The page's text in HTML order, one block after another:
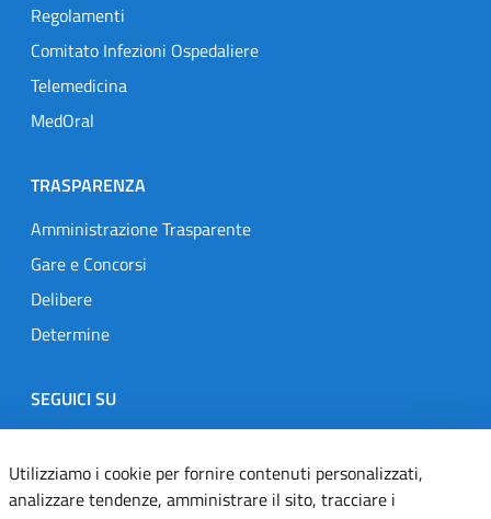
Regolamenti
Comitato Infezioni Ospedaliere
Telemedicina
MedOral
TRASPARENZA
Amministrazione Trasparente
Gare e Concorsi
Delibere
Determine
SEGUICI SU
Designers Italia
TwitterInstagramYoutubeLinkedin
Utilizziamo i cookie per fornire contenuti personalizzati,
analizzare tendenze, amministrare il sito, tracciare i